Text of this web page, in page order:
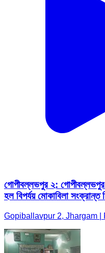
গোপীবল্লভপুর ২: গোপীবল্লভপুর
হল বিপর্যয় মোকাবিলা
Gopiballavpur 2, Jhargam |